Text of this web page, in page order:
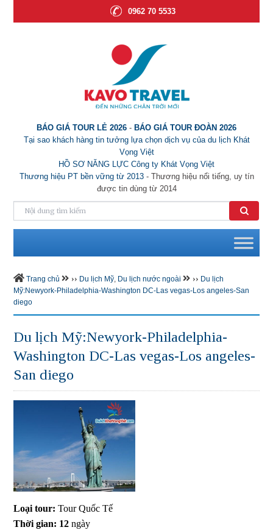
0962 70 5533
BÁO GIÁ TOUR LẺ 2026 - BÁO GIÁ TOUR ĐOÀN 2026
Tại sao khách hàng tin tưởng lựa chọn dịch vụ của du lịch Khát
Vọng Việt
HỒ SƠ NĂNG LỰC Công ty Khát Vọng Việt
Thương hiệu PT bền vững từ 2013- Thương hiệu nổi tiếng, uy tín
được tin dùng từ 2014
Trang chủ ›› Du lịch Mỹ, Du lịch nước ngoài ›› Du lịch
Mỹ:Newyork-Philadelphia-Washington DC-Las vegas-Los angeles-San
diego
Du lịch Mỹ:Newyork-Philadelphia-
Washington DC-Las vegas-Los angeles-
San diego
Loại tour: Tour Quốc Tế
Thời gian: 12 ngày